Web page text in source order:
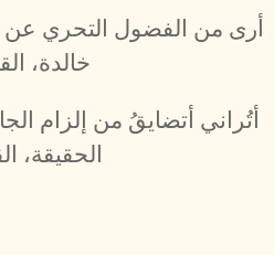
أرى من الفضول التحري عن
خالدة،
أتُراني أتضايقُ من إلزام
الحقيقة،